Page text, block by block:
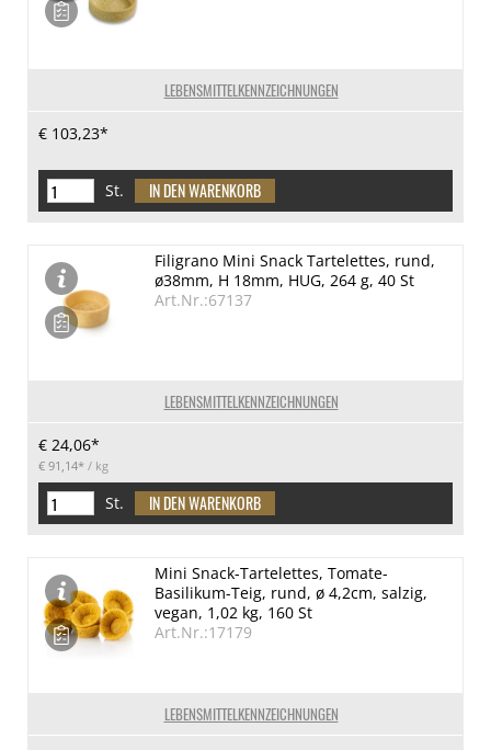
LEBENSMITTELKENNZEICHNUNGEN
€ 103,23*
St.
LEBENSMITTELKENNZEICHNUNGEN
Filigrano Mini Snack Tartelettes, rund,
ø38mm, H 18mm, HUG, 264 g, 40 St
Art.Nr.:67137
€ 24,06*
€ 91,14* / kg
St.
LEBENSMITTELKENNZEICHNUNGEN
Mini Snack-Tartelettes, Tomate-
Basilikum-Teig, rund, ø 4,2cm, salzig,
vegan, 1,02 kg, 160 St
Art.Nr.:17179